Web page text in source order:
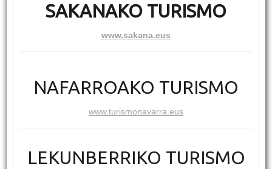
SAKANAKO TURISMO
www.sakana.eus
NAFARROAKO TURISMO
www.turismonavarra.eus
LEKUNBERRIKO TURISMO